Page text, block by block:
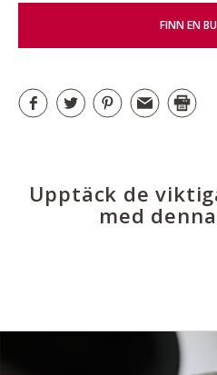
FINN EN
Upptäck de
med